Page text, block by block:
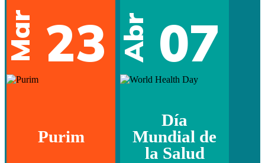
Mar 23
Purim
Abr 07
Día
Mundial de
la Salud